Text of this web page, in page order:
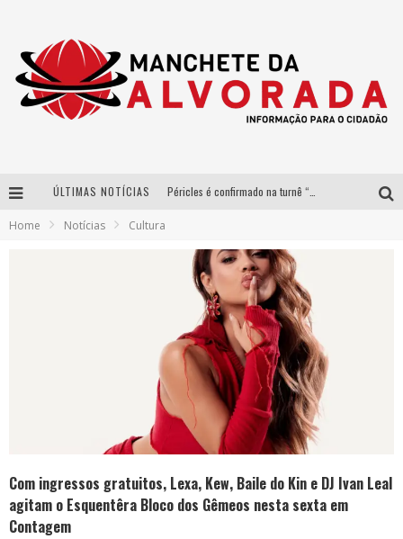
ÚLTIMAS NOTÍCIAS
Yan traz a turnê nacional do PagodYANdo para Belo Horizonte
Home Notícias Cultura
Com ingressos gratuitos, Lexa, Kew, Baile do Kin e DJ Ivan Leal
agitam o Esquentêra Bloco dos Gêmeos nesta sexta em
Contagem